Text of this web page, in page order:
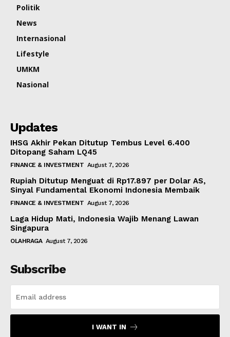
Politik
News
Internasional
Lifestyle
UMKM
Nasional
Updates
IHSG Akhir Pekan Ditutup Tembus Level 6.400
Ditopang Saham LQ45
FINANCE & INVESTMENT August 7, 2026
Rupiah Ditutup Menguat di Rp17.897 per Dolar AS,
Sinyal Fundamental Ekonomi Indonesia Membaik
FINANCE & INVESTMENT August 7, 2026
Laga Hidup Mati, Indonesia Wajib Menang Lawan
Singapura
OLAHRAGA August 7, 2026
Subscribe
I WANT IN